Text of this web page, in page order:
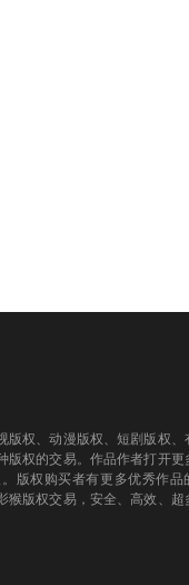
版权、动漫版权、短剧版权、
版权的交易。作品作者打开更
版权购买者有更多优秀作品
猴版权交易，安全、高效、超